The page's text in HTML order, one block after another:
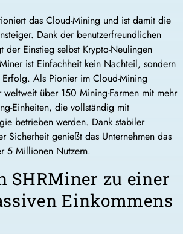
das Cloud-Mining und ist damit die
Dank der benutzerfreundlichen
Einstieg selbst Krypto-Neulingen
ist Einfachheit kein Nachteil, sondern
Erfolg. Als Pionier im Cloud-Mining
weltweit über 150 Mining-Farmen mit mehr
Einheiten, die vollständig mit
betrieben werden. Dank stabiler
Sicherheit genießt das Unternehmen das
5 Millionen Nutzern.
SHRMiner zu einer
Einkommens